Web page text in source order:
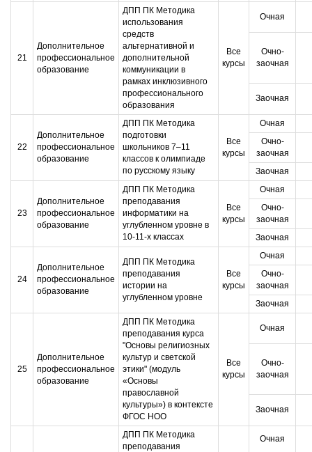
21
Дополнительное
профессиональное
образование
ДПП ПК Методика
использования
средств
альтернативной и
дополнительной
коммуникации в
рамках инклюзивного
профессионального
образования
Все
курсы
Очная
Очно-
заочная
Заочная
22
Дополнительное
профессиональное
образование
ДПП ПК Методика
подготовки
школьников 7–11
классов к олимпиаде
по русскому языку
Все
курсы
Очная
Очно-
заочная
Заочная
23
Дополнительное
профессиональное
образование
ДПП ПК Методика
преподавания
информатики на
углубленном уровне в
10-11-х классах
Все
курсы
Очная
Очно-
заочная
Заочная
24
Дополнительное
профессиональное
образование
ДПП ПК Методика
преподавания
истории на
углубленном уровне
Все
курсы
Очная
Очно-
заочная
Заочная
25
Дополнительное
профессиональное
образование
ДПП ПК Методика
преподавания курса
"Основы религиозных
культур и светской
этики" (модуль
«Основы
православной
культуры») в контексте
ФГОС НОО
Все
курсы
Очная
Очно-
заочная
Заочная
ДПП ПК Методика
преподавания
Очная